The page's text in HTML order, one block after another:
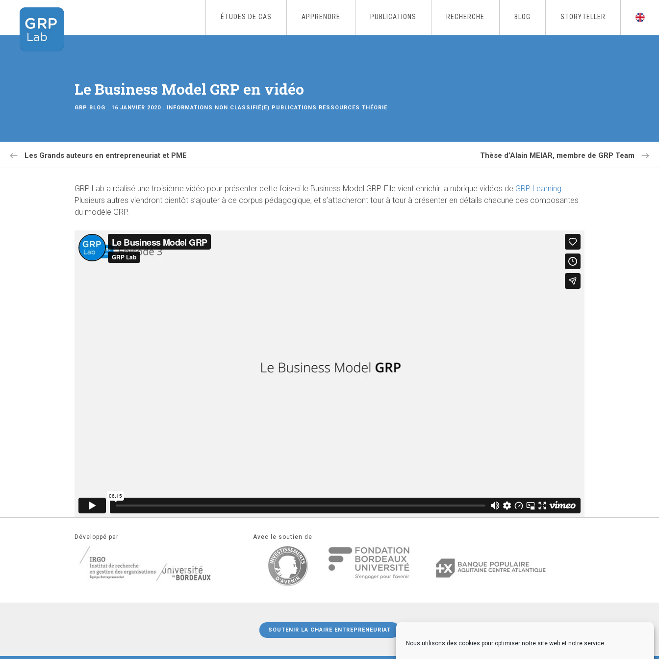
Nous utilisons des cookies pour optimiser notre site web et notre service.
ÉTUDES DE CAS APPRENDRE PUBLICATIONS RECHERCHE BLOG STORYTELLER
Le Business Model GRP en vidéo
GRP BLOG . 16 JANVIER 2020 . INFORMATIONS NON CLASSIFIÉ(E) PUBLICATIONS RESSOURCES THÉORIE
Les Grands auteurs en entrepreneuriat et PME Thèse d’Alain MEIAR, membre de GRP Team
GRP Lab a réalisé une troisième vidéo pour présenter cette fois-ci le Business Model GRP. Elle vient enrichir la rubrique vidéos de GRP Learning.
Plusieurs autres viendront bientôt s’ajouter à ce corpus pédagogique, et s’attacheront tour à tour à présenter en détails chacune des composantes
du modèle GRP.
Développé par Avec le soutien de
SOUTENIR LA CHAIRE ENTREPRENEURIAT